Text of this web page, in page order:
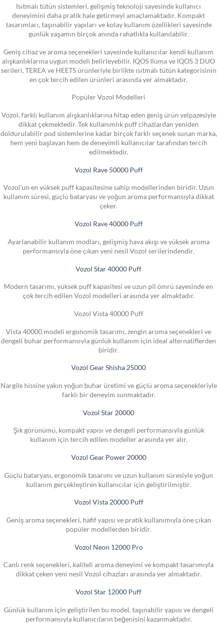
Isıtmalı tütün sistemleri, gelişmiş teknoloji sayesinde kullanıcı
deneyimini daha pratik hale getirmeyi amaçlamaktadır. Kompakt
tasarımları, taşınabilir yapıları ve kolay kullanım özellikleri sayesinde
günlük yaşamın birçok anında rahatlıkla kullanılabilir.
Geniş cihaz ve aroma seçenekleri sayesinde kullanıcılar kendi kullanım
alışkanlıklarına uygun modeli belirleyebilir. IQOS Iluma ve IQOS 3 DUO
serileri, TEREA ve HEETS ürünleriyle birlikte ısıtmalı tütün kategorisinin
en çok tercih edilen ürünleri arasında yer almaktadır.
Popüler Vozol Modelleri
Vozol, farklı kullanım alışkanlıklarına hitap eden geniş ürün yelpazesiyle
dikkat çekmektedir. Tek kullanımlık puff cihazlardan yeniden
doldurulabilir pod sistemlerine kadar birçok farklı seçenek sunan marka,
hem yeni başlayan hem de deneyimli kullanıcılar tarafından tercih
edilmektedir.
Vozol Rave 50000 Puff
Vozol’un en yüksek puff kapasitesine sahip modellerinden biridir. Uzun
kullanım süresi, güçlü bataryası ve yoğun aroma performansıyla dikkat
çeker.
Vozol Rave 40000 Puff
Ayarlanabilir kullanım modları, gelişmiş hava akışı ve yüksek aroma
performansıyla öne çıkan yeni nesil Vozol serilerindendir.
Vozol Star 40000 Puff
Modern tasarımı, yüksek puff kapasitesi ve uzun pil ömrü sayesinde en
çok tercih edilen Vozol modelleri arasında yer almaktadır.
Vozol Vista 40000 Puff
Vista 40000 modeli ergonomik tasarımı, zengin aroma seçenekleri ve
dengeli buhar performansıyla günlük kullanım için ideal alternatiflerden
biridir.
Vozol Gear Shisha 25000
Nargile hissine yakın yoğun buhar üretimi ve güçlü aroma seçenekleriyle
farklı bir deneyim sunmaktadır.
Vozol Star 20000
Şık görünümü, kompakt yapısı ve dengeli performansıyla günlük
kullanım için tercih edilen modeller arasında yer alır.
Vozol Gear Power 20000
Güçlü bataryası, ergonomik tasarımı ve uzun kullanım süresiyle yoğun
kullanım gerçekleştiren kullanıcılar için geliştirilmiştir.
Vozol Vista 20000 Puff
Geniş aroma seçenekleri, hafif yapısı ve pratik kullanımıyla öne çıkan
popüler modellerden biridir.
Vozol Neon 12000 Pro
Canlı renk seçenekleri, kaliteli aroma deneyimi ve kompakt tasarımıyla
dikkat çeken yeni nesil Vozol cihazları arasında yer almaktadır.
Vozol Star 12000 Puff
Günlük kullanım için geliştirilen bu model, taşınabilir yapısı ve dengeli
performansıyla kullanıcıların beğenisini kazanmaktadır.